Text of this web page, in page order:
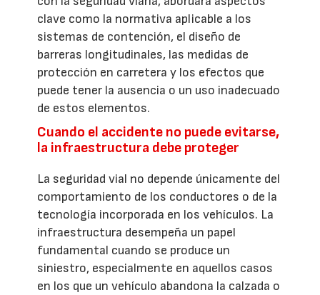
clave como la normativa aplicable a los
sistemas de contención, el diseño de
barreras longitudinales, las medidas de
protección en carretera y los efectos que
puede tener la ausencia o un uso inadecuado
de estos elementos.
Cuando el accidente no puede evitarse,
la infraestructura debe proteger
La seguridad vial no depende únicamente del
comportamiento de los conductores o de la
tecnología incorporada en los vehículos. La
infraestructura desempeña un papel
fundamental cuando se produce un
siniestro, especialmente en aquellos casos
en los que un vehículo abandona la calzada o